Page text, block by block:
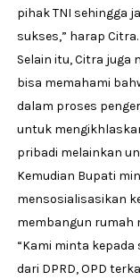
pihak TNI sehingga
sukses,” harap Citra.
Selain itu, Citra
bisa memahami
dalam proses
untuk
pribadi melainkan
Kemudian Bupati
mensosialisasikan
membangun rumah
“Kami minta
dari DPRD, OPD